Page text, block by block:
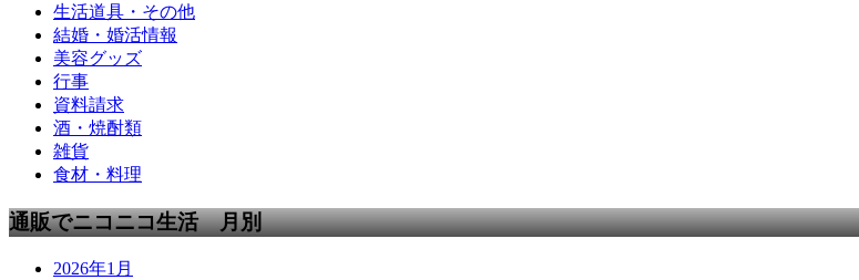
生活道具・その他
結婚・婚活情報
美容グッズ
行事
資料請求
酒・焼酎類
雑貨
食材・料理
通販でニコニコ生活 月別
2026年1月